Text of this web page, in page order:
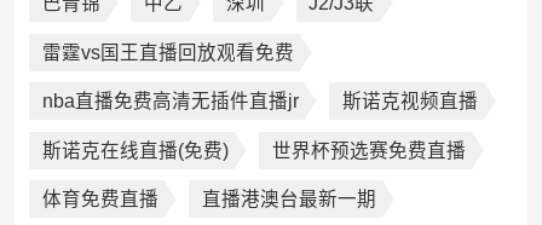
雷霆vs国王直播回放观看免费
nba直播免费高清无插件直播jr 斯诺克视频直播
斯诺克在线直播(免费) 世界杯预选赛免费直播
体育免费直播 直播港澳台最新一期